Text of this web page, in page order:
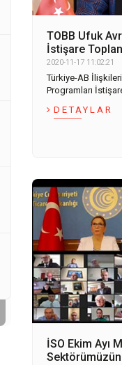
TOBB Ufuk
İstişare
2020-11-17 11:02:21
Türkiye-AB
Programları
DETAYLAR
İSO Ekim Ayı